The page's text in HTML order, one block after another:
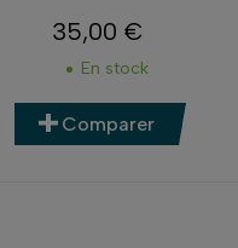
Prix
35,00 €
En stock
Comparer